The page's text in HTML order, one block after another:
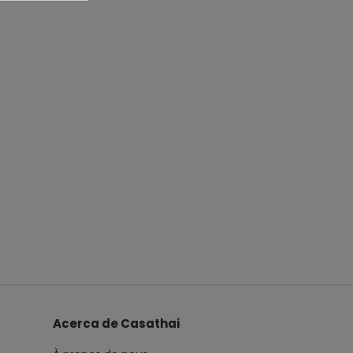
Acerca de Casathai